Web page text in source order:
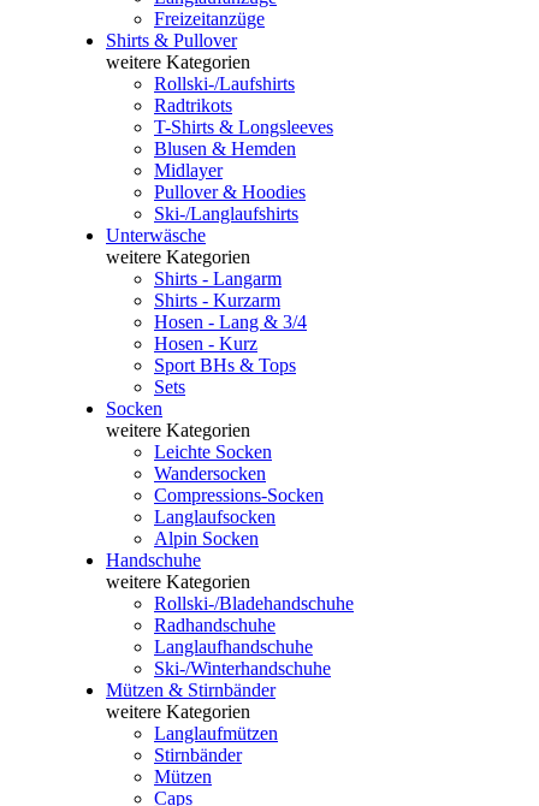
Freizeitanzüge
Shirts & Pullover
weitere Kategorien
Rollski-/Laufshirts
Radtrikots
T-Shirts & Longsleeves
Blusen & Hemden
Midlayer
Pullover & Hoodies
Ski-/Langlaufshirts
Unterwäsche
weitere Kategorien
Shirts - Langarm
Shirts - Kurzarm
Hosen - Lang & 3/4
Hosen - Kurz
Sport BHs & Tops
Sets
Socken
weitere Kategorien
Leichte Socken
Wandersocken
Compressions-Socken
Langlaufsocken
Alpin Socken
Handschuhe
weitere Kategorien
Rollski-/Bladehandschuhe
Radhandschuhe
Langlaufhandschuhe
Ski-/Winterhandschuhe
Mützen & Stirnbänder
weitere Kategorien
Langlaufmützen
Stirnbänder
Mützen
Caps